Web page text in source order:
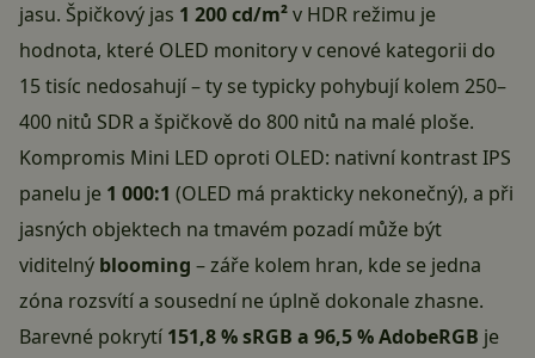
jasu. Špičkový jas 1 200 cd/m²v HDR režimu je
hodnota, které OLED monitory v cenové kategorii do
15 tisíc nedosahují – ty se typicky pohybují kolem 250–
400 nitů SDR a špičkově do 800 nitů na malé ploše.
Kompromis Mini LED oproti OLED: nativní kontrast IPS
panelu je 1 000:1 (OLED má prakticky nekonečný), a při
jasných objektech na tmavém pozadí může být
viditelný blooming – záře kolem hran, kde se jedna
zóna rozsvítí a sousední ne úplně dokonale zhasne.
Barevné pokrytí 151,8 % sRGB a 96,5 % AdobeRGB je